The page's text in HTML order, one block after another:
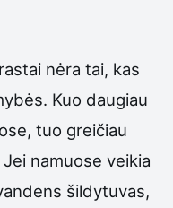
nėra tai, kas
Kuo daugiau
tuo greičiau
namuose veikia
šildytuvas,